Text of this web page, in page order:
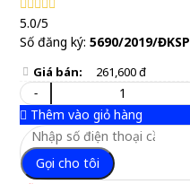
5.0/5
Số đăng ký: 5690/2019/ĐKSP
Giá bán: 261,600 đ
-
Thêm vào giỏ hàng
Gọi cho tôi